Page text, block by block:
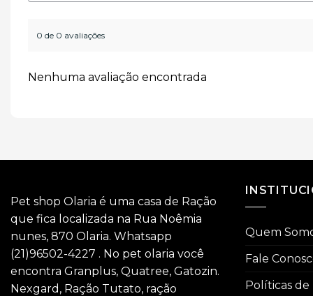
0 de 0 avaliações
Nenhuma avaliação encontrada
Pet shop Olaria é uma casa de Ração
que fica localizada na Rua Noêmia
nunes, 870 Olaria. Whatsapp
(21)96502-4227 . No pet olaria você
encontra Granplus, Quatree, Gatozin.
Nexgard, Ração Tutato, ração
Quem
Fale
Políticas de